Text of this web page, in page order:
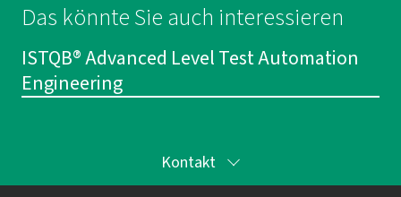
Das könnte Sie auch interessieren
ISTQB® Advanced Level Test Automation
Engineering
Kontakt